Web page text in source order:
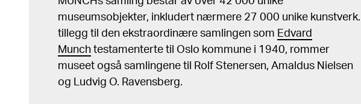
museumsobjekter, inkludert nærmere 27 000 unike kunstverk. I
tillegg til den ekstraordinære samlingen som Edvard
Munch testamenterte til Oslo kommune i 1940, rommer
museet også samlingene til Rolf Stenersen, Amaldus Nielsen
og Ludvig O. Ravensberg.